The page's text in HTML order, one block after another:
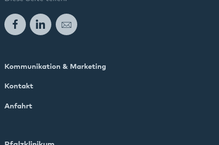
FacebookLinkedInE-Mail
Kommunikation & Marketing
Kontakt
Anfahrt